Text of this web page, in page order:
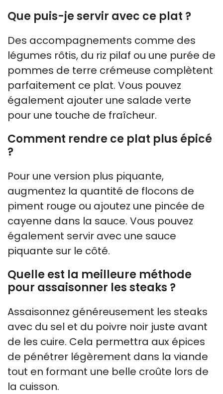
Que puis-je servir avec ce plat ?
Des accompagnements comme des
légumes rôtis, du riz pilaf ou une purée de
pommes de terre crémeuse complètent
parfaitement ce plat. Vous pouvez
également ajouter une salade verte
pour une touche de fraîcheur.
Comment rendre ce plat plus épicé
?
Pour une version plus piquante,
augmentez la quantité de flocons de
piment rouge ou ajoutez une pincée de
cayenne dans la sauce. Vous pouvez
également servir avec une sauce
piquante sur le côté.
Quelle est la meilleure méthode
pour assaisonner les steaks ?
Assaisonnez généreusement les steaks
avec du sel et du poivre noir juste avant
de les cuire. Cela permettra aux épices
de pénétrer légèrement dans la viande
tout en formant une belle croûte lors de
la cuisson.